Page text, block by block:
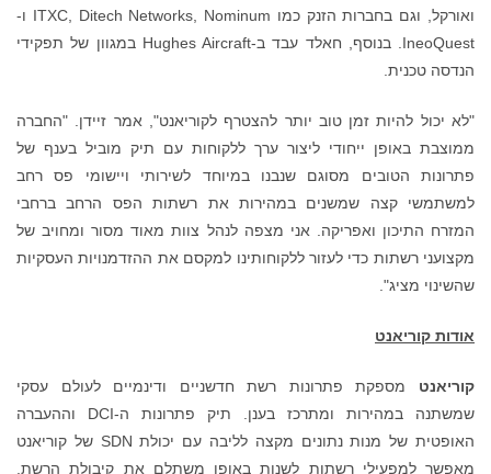
ואורקל, וגם בחברות הזנק כמו ITXC, Ditech Networks, Nominum ו-
IneoQuest. בנוסף, חאלד עבד ב-Hughes Aircraft במגוון של תפקידי
הנדסה טכנית.
"לא יכול להיות זמן טוב יותר להצטרף לקוריאנט", אמר זיידן. "החברה
ממוצבת באופן ייחודי ליצור ערך ללקוחות עם תיק מוביל בענף של
פתרונות הטובים מסוגם שנבנו במיוחד לשירותי ויישומי פס רחב
למשתמשי קצה שמשנים במהירות את רשתות הפס הרחב ברחבי
המזרח התיכון ואפריקה. אני מצפה לנהל צוות מאוד מסור ומחויב של
מקצועני רשתות כדי לעזור ללקוחותינו למקסם את ההזדמנויות העסקיות
שהשינוי מציג".
אודות קוריאנט
קוריאנט מספקת פתרונות רשת חדשניים ודינמיים לעולם עסקי
שמשתנה במהירות ומתרכז בענן. תיק פתרונות ה-DCI וההעברה
האופטית של מנות נתונים מקצה לליבה עם יכולת SDN של קוריאנט
מאפשר למפעילי רשתות לשנות באופן משתלם את קיבולת הרשת,